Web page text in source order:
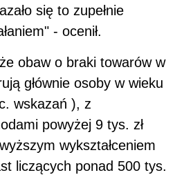
się to zupełnie
- ocenił.
obaw o braki towarów w
głównie osoby w wieku
wskazań ), z
powyżej 9 tys. zł
wykształceniem
liczących ponad 500 tys.